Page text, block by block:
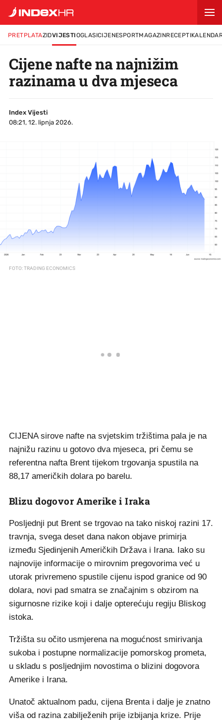
PRETPLATAZIDVIJESTIOGLASICIJENESPORTMAGAZINRECEPTI
Cijene nafte na najnižim
razinama u dva mjeseca
Index Vijesti
08:21, 12. lipnja 2026.
FOTO: TRADING ECONOMICS
CIJENA sirove nafte na svjetskim tržištima pala je na
najnižu razinu u gotovo dva mjeseca, pri čemu se
referentna nafta Brent tijekom trgovanja spustila na
88,17 američkih dolara po barelu.
Blizu dogovor Amerike i Iraka
Posljednji put Brent se trgovao na tako niskoj razini 17.
travnja, svega deset dana nakon objave primirja
između Sjedinjenih Američkih Država i Irana. Iako su
najnovije informacije o mirovnim pregovorima već u
utorak privremeno spustile cijenu ispod granice od 90
dolara, novi pad smatra se značajnim s obzirom na
sigurnosne rizike koji i dalje opterećuju regiju Bliskog
istoka.
Tržišta su očito usmjerena na mogućnost smirivanja
sukoba i postupne normalizacije pomorskog prometa,
u skladu s posljednjim novostima o blizini dogovora
Amerike i Irana.
Unatoč aktualnom padu, cijena Brenta i dalje je znatno
viša od razina zabilježenih prije izbijanja krize. Prije